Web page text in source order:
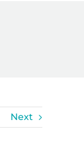
Next